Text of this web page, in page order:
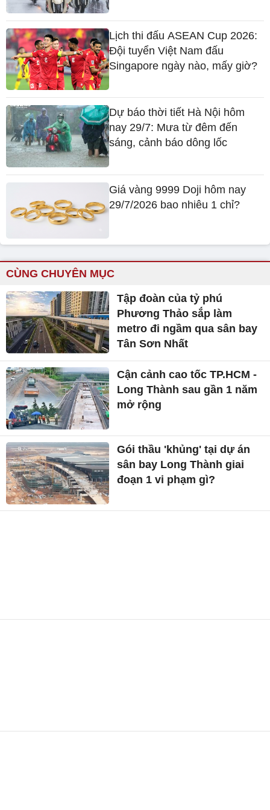
Lịch thi đấu ASEAN Cup 2026:
Đội tuyển Việt Nam đấu
Singapore ngày nào, mấy giờ?
Dự báo thời tiết Hà Nội hôm
nay 29/7: Mưa từ đêm đến
sáng, cảnh báo dông lốc
Giá vàng 9999 Doji hôm nay
29/7/2026 bao nhiêu 1 chỉ?
CÙNG CHUYÊN MỤC
Tập đoàn của tỷ phú
Phương Thảo sắp làm
metro đi ngầm qua sân bay
Tân Sơn Nhất
Cận cảnh cao tốc TP.HCM -
Long Thành sau gần 1 năm
mở rộng
Gói thầu 'khủng' tại dự án
sân bay Long Thành giai
đoạn 1 vi phạm gì?